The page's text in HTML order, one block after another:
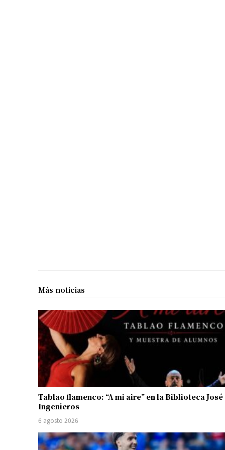
Más noticias
Tablao flamenco: “A mi aire” en la Biblioteca José
Ingenieros
6 agosto 2026